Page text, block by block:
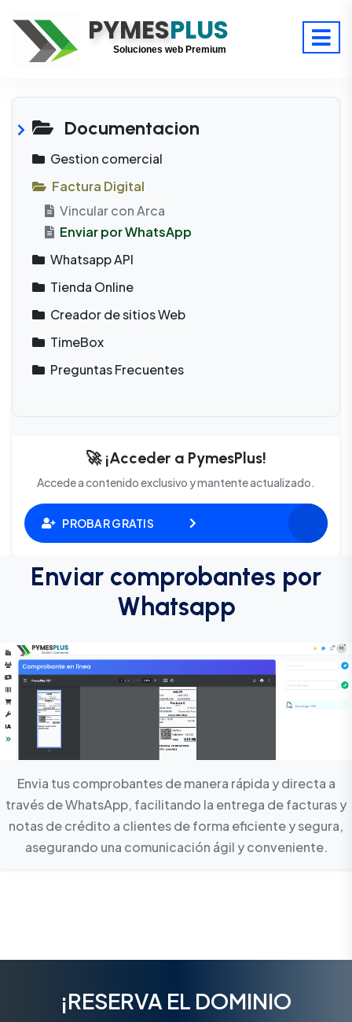
PYMESPLUS
Digitaliza tu éxito
Soluciones web Premium
Documentacion
Gestion comercial
Factura Digital
Vincular con Arca
Enviar por WhatsApp
Whatsapp API
Tienda Online
Creador de sitios Web
TimeBox
Preguntas Frecuentes
🚀 ¡Acceder a PymesPlus!
Accede a contenido exclusivo y mantente actualizado.
PROBAR GRATIS
Enviar comprobantes por
Whatsapp
Envia tus comprobantes de manera rápida y directa a
través de WhatsApp, facilitando la entrega de facturas y
notas de crédito a clientes de forma eficiente y segura,
asegurando una comunicación ágil y conveniente.
¡RESERVA EL DOMINIO